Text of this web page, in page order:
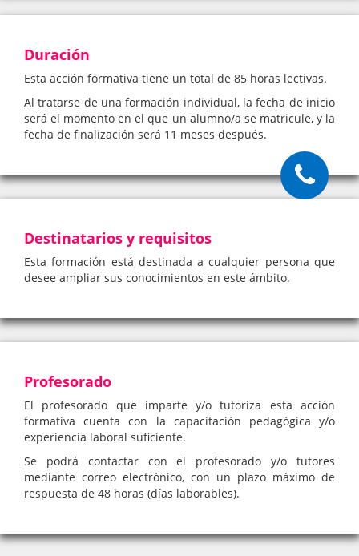
Duración
Esta acción formativa tiene un total de 85 horas lectivas.
Al tratarse de una formación individual, la fecha de inicio
será el momento en el que un alumno/a se matricule, y la
fecha de finalización será 11 meses después.
Destinatarios y requisitos
Esta formación está destinada a cualquier persona que
desee ampliar sus conocimientos en este ámbito.
Profesorado
El profesorado que imparte y/o tutoriza esta acción
formativa cuenta con la capacitación pedagógica y/o
experiencia laboral suficiente.
Se podrá contactar con el profesorado y/o tutores
mediante correo electrónico, con un plazo máximo de
respuesta de 48 horas (días laborables).